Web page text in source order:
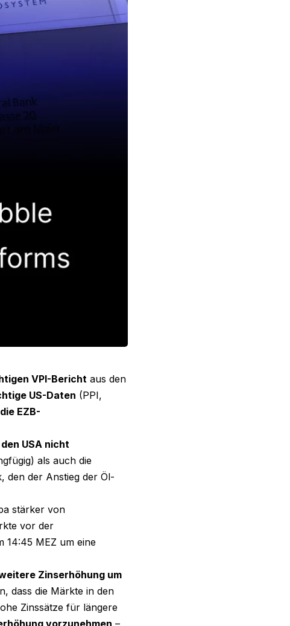
VPI-Bericht aus den
US-Daten (PPI,
EZB-
USA nicht
als auch die
den der Anstieg der Öl-
stärker von
vor der
14:45 MEZ um eine
Zinserhöhung um
dass die Märkte in den
Zinssätze für längere
vorzunehmen –